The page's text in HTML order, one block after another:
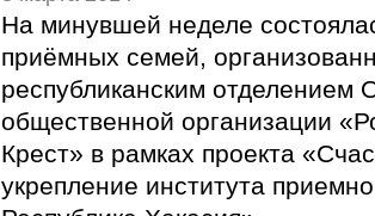
На минувшей неделе
приёмных семей,
республиканским отделением
общественной организации
Крест» в рамках проекта
укрепление института